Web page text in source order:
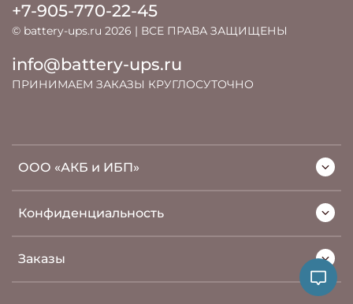
ООО «АКБ и ИБП»
Конфиденциальность
Заказы
+7-905-770-22-45
© battery-ups.ru 2026 | ВСЕ ПРАВА ЗАЩИЩЕНЫ
info@battery-ups.ru
ПРИНИМАЕМ ЗАКАЗЫ КРУГЛОСУТОЧНО